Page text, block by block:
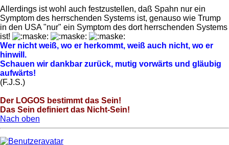
Allerdings ist wohl auch festzustellen, daß Spahn nur ein
Symptom des herrschenden Systems ist, genauso wie Trump
in den USA "nur" ein Symptom des dort herrschenden Systems
ist!
Wer nicht weiß, wo er herkommt, weiß auch nicht, wo er
hinwill.
Schauen wir dankbar zurück, mutig vorwärts und gläubig
aufwärts!
(F.J.S.)
Der LOGOS bestimmt das Sein!
Das Sein definiert das Nicht-Sein!
Nach oben